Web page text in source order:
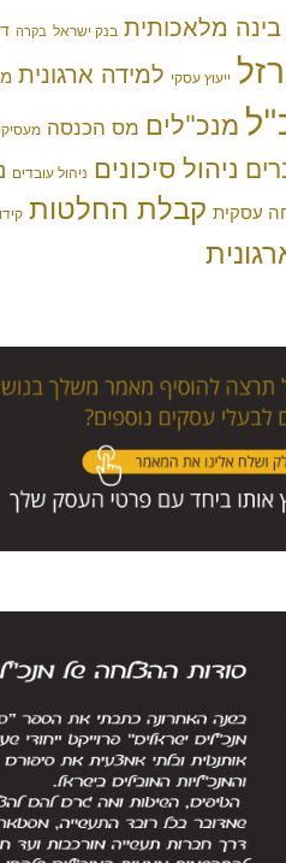
בינה מלאכותית בנק ישראל בקרה
ייעוץ עסקי למידה ארגונית
מנכ"לים מס הכנסה
ניהול סיכונים ניהול עובדים
עסקית קבלת החלטות